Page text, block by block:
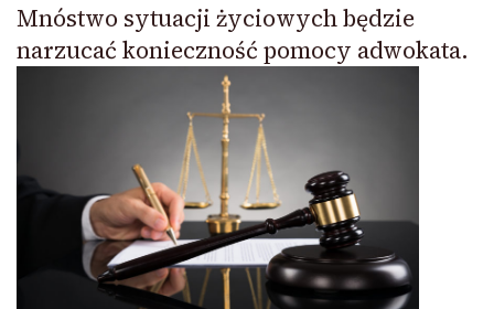
Mnóstwo sytuacji życiowych będzie
narzucać konieczność pomocy adwokata.